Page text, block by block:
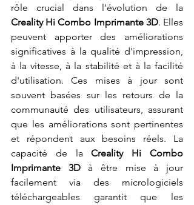
Creality Hi Combo Imprimante 3D. Elles
peuvent apporter des améliorations
significatives à la qualité d'impression,
à la vitesse, à la stabilité et à la facilité
d'utilisation. Ces mises à jour sont
souvent basées sur les retours de la
communauté des utilisateurs, assurant
que les améliorations sont pertinentes
et répondent aux besoins réels. La
capacité de la Creality Hi Combo
Imprimante 3D à être mise à jour
facilement via des micrologiciels
téléchargeables garantit que les